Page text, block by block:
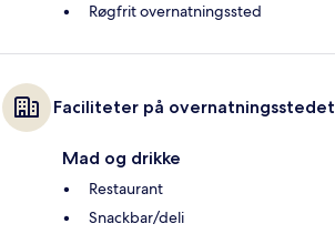
Røgfrit overnatningssted
Faciliteter på overnatningsstedet
Mad og drikke
Restaurant
Snackbar/deli